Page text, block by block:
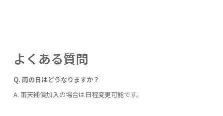
よくある質問
Q. 雨の日はどうなりますか？
A. 雨天補償加入の場合は日程変更可能です。